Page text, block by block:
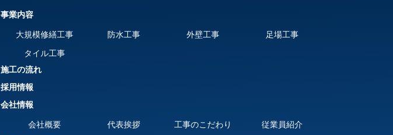
事業内容
大規模修繕工事 防水工事 外壁工事
足場工事
タイル工事
施工の流れ
採用情報
会社情報
会社概要 代表挨拶 工事のこだわり
従業員紹介